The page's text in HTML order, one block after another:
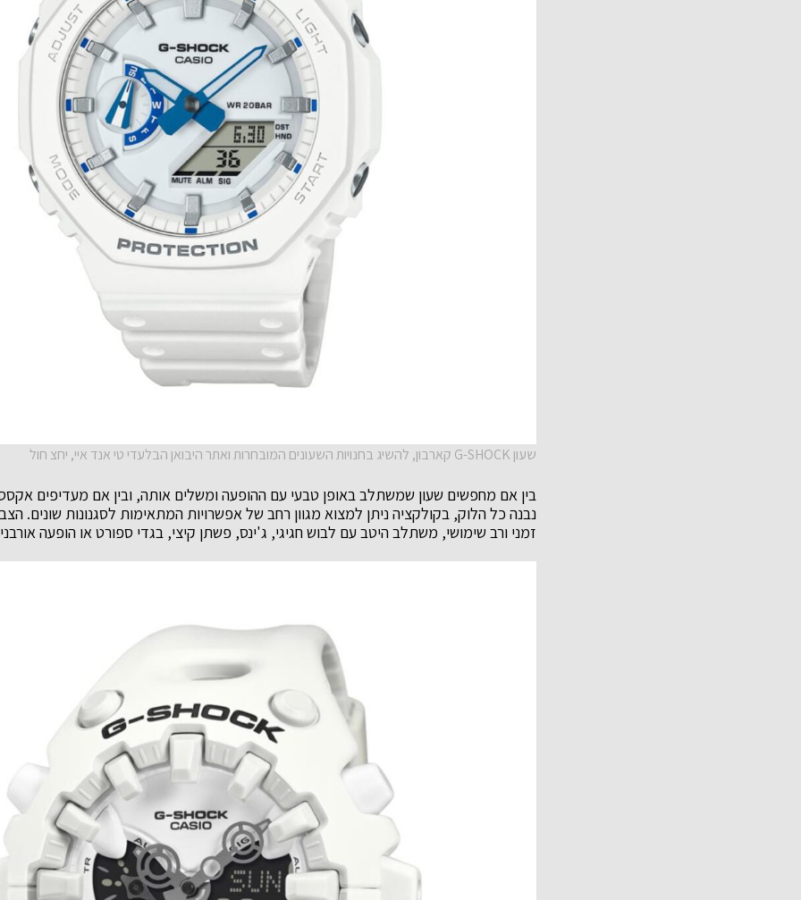
שעון G-SHOCK קארבון, להשיג בחנויות השעונים המובחרות ואתר היבואן הבלעדי טי אנד איי, יחצ חול
בין אם מחפשים שעון שמשתלב באופן טבעי עם ההופעה ומשלים אותה, ובין אם מעדיפים
נבנה כל הלוק, בקולקציה ניתן למצוא מגוון רחב של אפשרויות המתאימות לסגנונות שונים.
זמני ורב שימושי, משתלב היטב עם לבוש חגיגי, ג'ינס, פשתן קיצי, בגדי ספורט או הופעה